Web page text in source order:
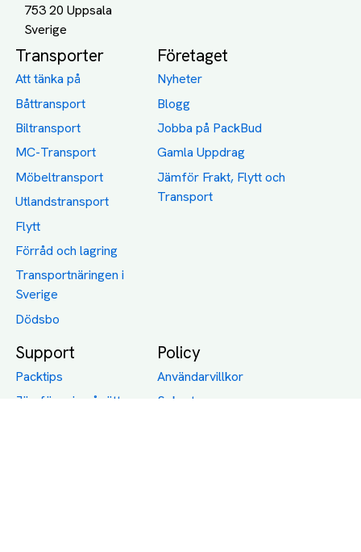
753 20 Uppsala
Transporter
Att tänka på
Båttransport
Biltransport
MC-Transport
Möbeltransport
Utlandstransport
Flytt
Förråd och lagring
Transportnäringen i
Sverige
Dödsbo
Företaget
Nyheter
Blogg
Jobba på PackBud
Gamla Uppdrag
Jämför Frakt, Flytt och
Transport
Support
Packtips
Jämför pris på rätt
Policy
Användarvillkor
Sekretess